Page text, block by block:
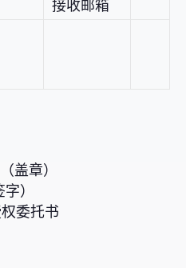
接收邮箱
盖章）
）
委托书